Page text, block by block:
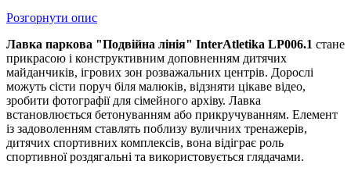
Розгорнути опис
Лавка паркова "Подвійна лінія" InterAtletika LP006.1 стане
прикрасою і конструктивним доповненням дитячих
майданчиків, ігрових зон розважальних центрів. Дорослі
можуть сісти поруч біля малюків, відзняти цікаве відео,
зробити фотографії для сімейного архіву. Лавка
встановлюється бетонуванням або прикручуванням. Елемент
із задоволенням ставлять поблизу вуличних тренажерів,
дитячих спортивних комплексів, вона відіграє роль
спортивної роздягальні та використовується глядачами.